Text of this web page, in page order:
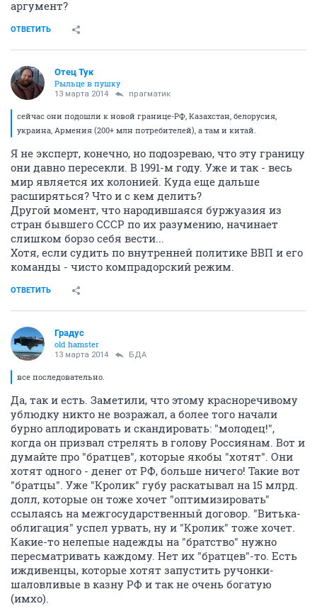
аргумент?
ОТВЕТИТЬ
Отец Тук
Рыльце в пушку
13 марта 2014 прагматик
сейчас они подошли к новой границе-РФ, Казахстан, белорусия,
украина, Армения (200+ млн потребителей), а там и китай.
Я не эксперт, конечно, но подозреваю, что эту границу
они давно пересекли. В 1991-м году. Уже и так - весь
мир является их колонией. Куда еще дальше
расширяться? Что и с кем делить?
Другой момент, что народившаяся буржуазия из
стран бывшего СССР по их разумению, начинает
слишком борзо себя вести...
Хотя, если судить по внутренней политике ВВП и его
команды - чисто компрадорский режим.
ОТВЕТИТЬ
Градус
old hamster
13 марта 2014 БДА
все последовательно.
Да, так и есть. Заметили, что этому красноречивому
ублюдку никто не возражал, а более того начали
бурно аплодировать и скандировать: "молодец!",
когда он призвал стрелять в голову Россиянам. Вот и
думайте про "братцев", которые якобы "хотят". Они
хотят одного - денег от РФ, больше ничего! Такие вот
"братцы". Уже "Кролик" губу раскатывал на 15 млрд.
долл, которые он тоже хочет "оптимизировать"
ссылаясь на межгосударственный договор. "Витька-
облигация" успел урвать, ну и "Кролик" тоже хочет.
Какие-то нелепые надежды на "братство" нужно
пересматривать каждому. Нет их "братцев"-то. Есть
иждивенцы, которые хотят запустить ручонки-
шаловливые в казну РФ и так не очень богатую
(имхо).